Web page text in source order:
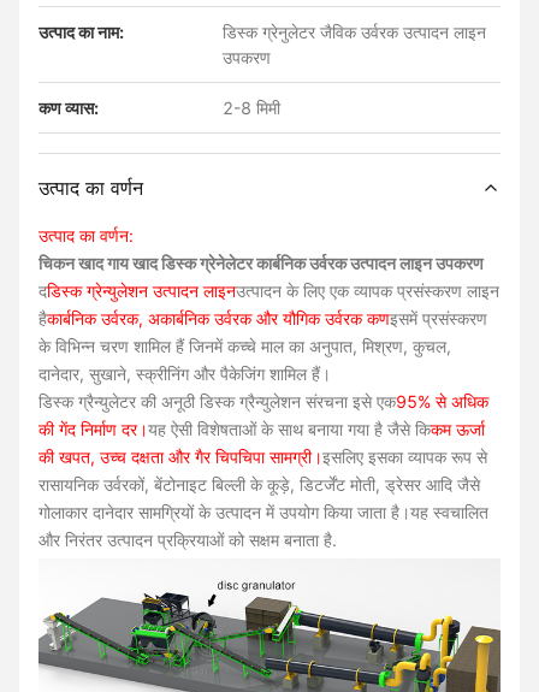
उत्पाद का नाम:
डिस्क ग्रेनुलेटर जैविक उर्वरक उत्पादन लाइन
उपकरण
कण व्यास: 2-8 मिमी
उत्पाद का वर्णन
उत्पाद का वर्णन:
चिकन खाद गाय खाद डिस्क ग्रेनेलेटर कार्बनिक उर्वरक उत्पादन लाइन उपकरण
दडिस्क ग्रेन्युलेशन उत्पादन लाइनउत्पादन के लिए एक व्यापक प्रसंस्करण लाइन
हैकार्बनिक उर्वरक, अकार्बनिक उर्वरक और यौगिक उर्वरक कणइसमें प्रसंस्करण
के विभिन्न चरण शामिल हैं जिनमें कच्चे माल का अनुपात, मिश्रण, कुचल,
दानेदार, सुखाने, स्क्रीनिंग और पैकेजिंग शामिल हैं।
डिस्क ग्रैन्युलेटर की अनूठी डिस्क ग्रैन्युलेशन संरचना इसे एक95% से अधिक
की गेंद निर्माण दर।यह ऐसी विशेषताओं के साथ बनाया गया है जैसे किकम ऊर्जा
की खपत, उच्च दक्षता और गैर चिपचिपा सामग्री।इसलिए इसका व्यापक रूप से
रासायनिक उर्वरकों, बेंटोनाइट बिल्ली के कूड़े, डिटर्जेंट मोती, ड्रेसर आदि जैसे
गोलाकार दानेदार सामग्रियों के उत्पादन में उपयोग किया जाता है।यह स्वचालित
और निरंतर उत्पादन प्रक्रियाओं को सक्षम बनाता है.